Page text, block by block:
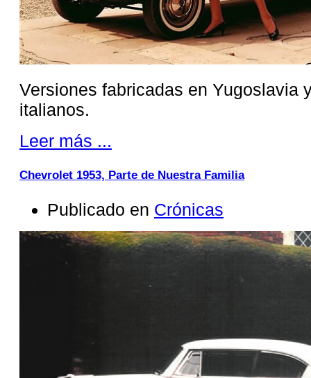
Versiones fabricadas en Yugoslavia
italianos.
Leer más ...
Chevrolet 1953, Parte de Nuestra Familia
Publicado en Crónicas